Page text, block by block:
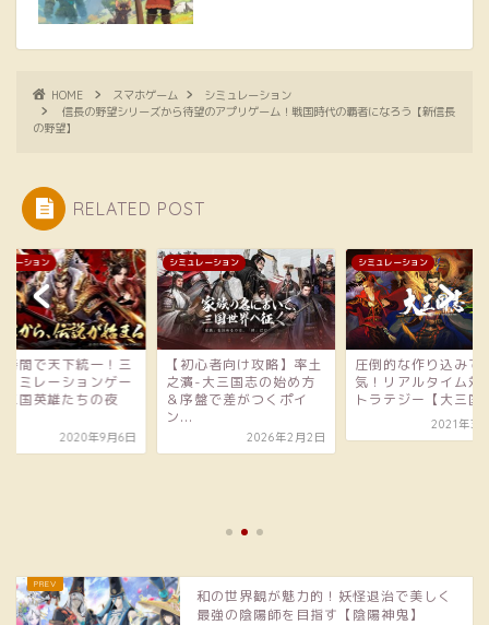
HOME スマホゲーム
シミュレーション
信長の野望シリーズから待望のアプリゲーム！戦国時代の覇者になろう【新信長
の野望】
RELATED POST
レーション
心者向け攻略】率土
-大三国志の始め方
盤で差がつくポイ
2026年2月2日
シミュレーション
圧倒的な作り込みで大人
気！リアルタイム対戦ス
トラテジー【大三国志】
シミュレーション
隙間時間で天下統一
和の世界観が魅力的！妖怪退治で美しく
最強の陰陽師を目指す【陰陽神鬼】